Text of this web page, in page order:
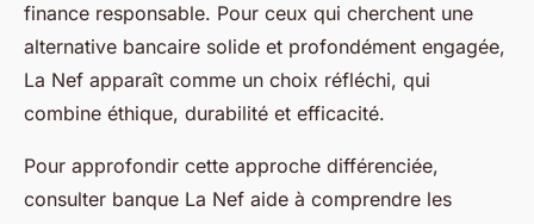
finance responsable. Pour ceux qui cherchent une
alternative bancaire solide et profondément engagée,
La Nef apparaît comme un choix réfléchi, qui
combine éthique, durabilité et efficacité.
Pour approfondir cette approche différenciée,
consulter banque La Nef aide à comprendre les